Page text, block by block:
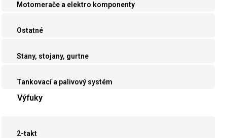
Motomerače a elektro komponenty
Ostatné
Stany, stojany, gurtne
Tankovací a palivový systém
Výfuky
2-takt